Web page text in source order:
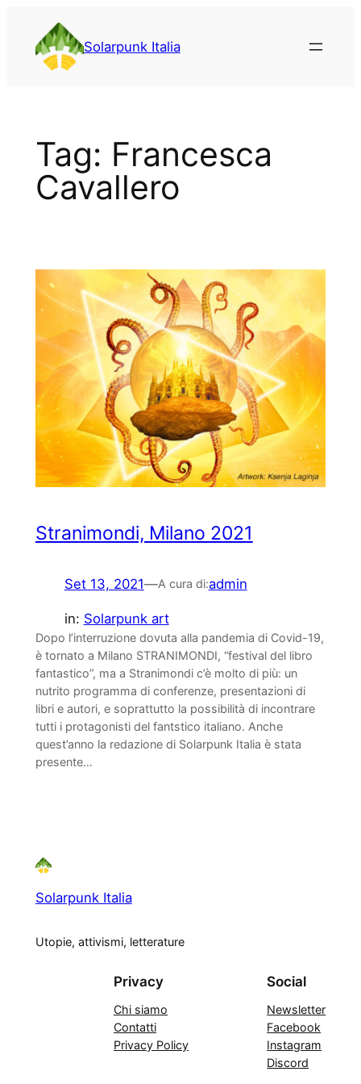
contenuto
Solarpunk Italia
Tag: Francesca
Cavallero
Stranimondi, Milano 2021
Set 13, 2021—A cura di:admin
in: Solarpunk art
Dopo l’interruzione dovuta alla pandemia di Covid-19,
è tornato a Milano STRANIMONDI, “festival del libro
fantastico”, ma a Stranimondi c’è molto di più: un
nutrito programma di conferenze, presentazioni di
libri e autori, e soprattutto la possibilità di incontrare
tutti i protagonisti del fantstico italiano. Anche
quest’anno la redazione di Solarpunk Italia è stata
presente…
Solarpunk Italia
Utopie, attivismi, letterature
Privacy
Chi siamo
Contatti
Privacy Policy
Social
Newsletter
Facebook
Instagram
Discord